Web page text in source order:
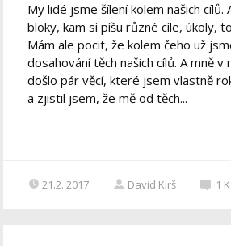
My lidé jsme šílení kolem našich cílů.
bloky, kam si píšu různé cíle, úkoly,
Mám ale pocit, že kolem čeho už
dosahování těch našich cílů. A mně v
došlo pár věcí, které jsem vlastně
a zjistil jsem, že mě od těch...
21.2. 2017 David Kirš 1